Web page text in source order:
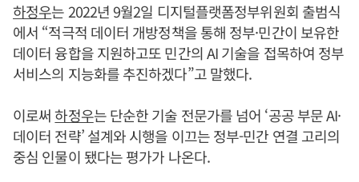
하정우는 2022년 9월2일 디지털플랫폼정부위원회 출범식
에서 “적극적 데이터 개방정책을 통해 정부·민간이 보유한
데이터 융합을 지원하고또 민간의 AI 기술을 접목하여 정부
서비스의 지능화를 추진하겠다”고 말했다.
이로써하정우는 단순한 기술 전문가를 넘어 ‘공공 부문 AI·
데이터 전략’ 설계와 시행을 이끄는 정부-민간 연결 고리의
중심 인물이 됐다는 평가가 나온다.